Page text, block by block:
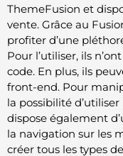
ThemeFusion et
vente. Grâce au
profiter d’une
Pour l’utiliser, ils
code. En plus, ils
front-end. Pour
la possibilité
dispose également
la navigation sur les
créer tous les types